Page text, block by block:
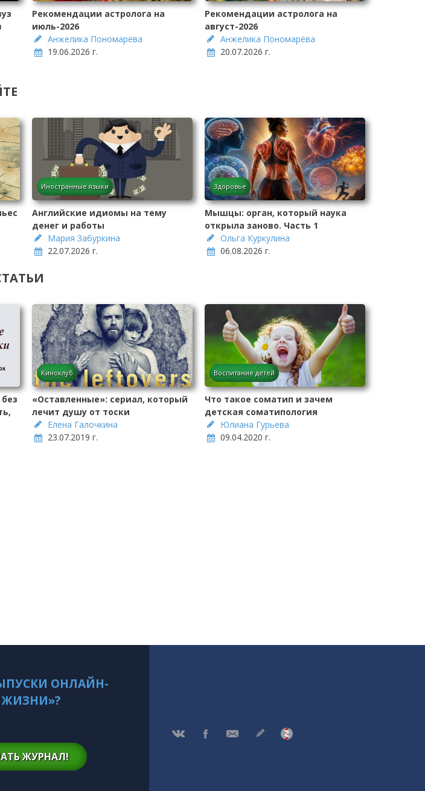
Рекомендации астролога на
июль-2026
Анжелика Пономарёва
19.06.2026 г.
Рекомендации астролога на
август-2026
Анжелика Пономарёва
20.07.2026 г.
Иностранные языки
Английские идиомы на тему
денег и работы
Мария Забуркина
22.07.2026 г.
Здоровье
Мышцы: орган, который наука
открыла заново. Часть 1
Ольга Куркулина
06.08.2026 г.
Киноклуб
«Оставленные»: сериал, который
лечит душу от тоски
Елена Галочкина
23.07.2019 г.
Воспитание детей
Что такое соматип и зачем
детская соматипология
Юлиана Гурьева
09.04.2020 г.
ОНЛАЙН-
ЖУРНАЛ!